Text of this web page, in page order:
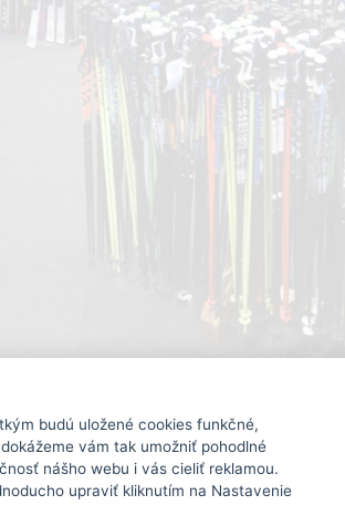
VŠEOBECNÉ OBCHODNÉ PODMIENKY
budú uložené cookies funkčné,
vám tak umožniť pohodlné
nášho webu i vás cieliť reklamou.
upraviť kliknutím na Nastavenie